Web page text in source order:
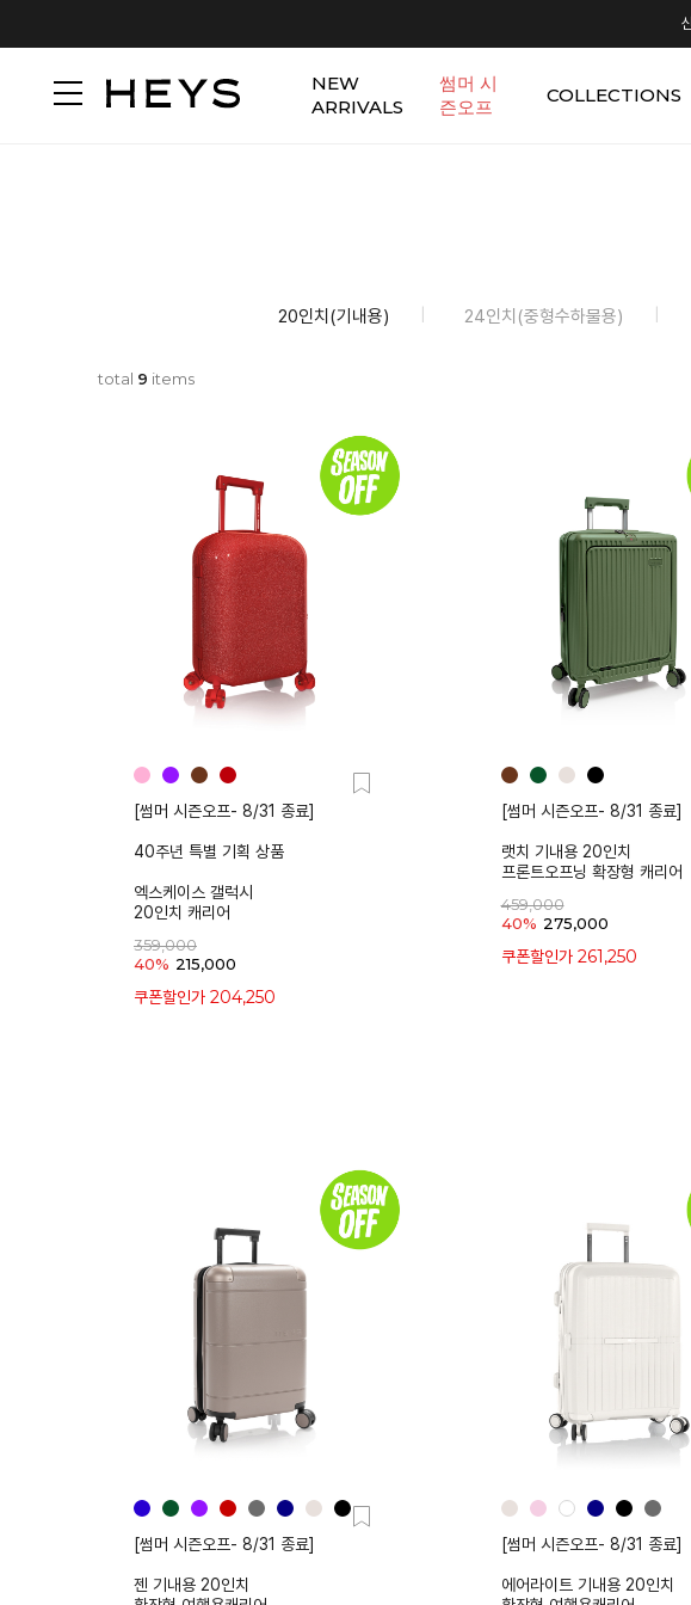
NEW
ARRIVALS
썸머 시
즌오프
COLLECTIONS
20인치(기내용) 24인치(중형수하물용)
total 9 items
[썸머 시즌오프- 8/31 종료]
40주년 특별 기획 상품
엑스케이스 갤럭시
20인치 캐리어
359,000
40% 215,000
쿠폰할인가 204,250
[썸머 시즌오프- 8/31 종료]
랫치 기내용 20인치
프론트오프닝 확장형 캐리어
459,000
40% 275,000
쿠폰할인가 261,250
[썸머 시즌오프- 8/31 종료]
젠 기내용 20인치
[썸머 시즌오프- 8/31 종료]
에어라이트 기내용 20인치